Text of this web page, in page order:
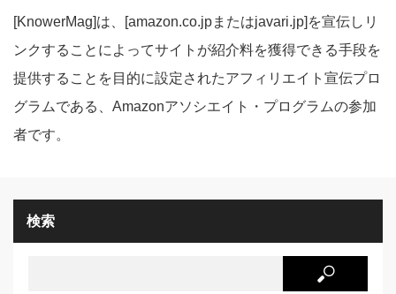
[KnowerMag]は、[amazon.co.jpまたはjavari.jp]を宣伝しリ
ンクすることによってサイトが紹介料を獲得できる手段を
提供することを目的に設定されたアフィリエイト宣伝プロ
グラムである、Amazonアソシエイト・プログラムの参加
者です。
検索